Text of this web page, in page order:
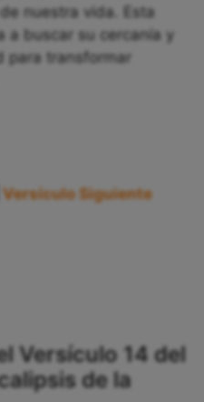
nuestra vida. Esta
a buscar su cercanía y
para transformar
Versículo Siguiente
Versículo 14 del
de la